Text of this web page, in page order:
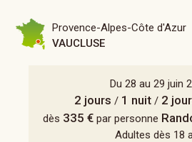
Du 28 au 29 juin
2 jours / 1 nuit/ 2
dès 335 € par personne
Adultes dès 18
Provence-Alpes-Côte d'Azur
VAUCLUSE